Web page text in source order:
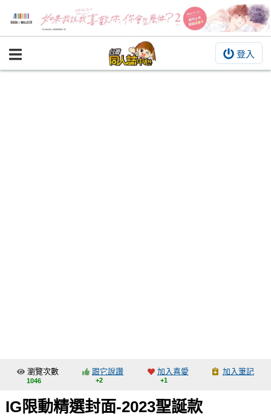
登入
BOOKY書集倉庫
交流中心
攤位轉讓區
瀏覽次數
1046
跟它說讚
+2
加入喜愛
+1
加入筆記
IG限動精選封面-2023聖誕款